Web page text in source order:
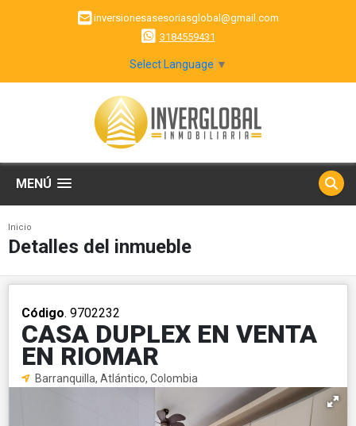
inversionesasesoriasglobal@gmail.com
3184559431
Select Language ▼
MENÚ
Inicio
Detalles del inmueble
Código. 9702232
CASA DUPLEX EN VENTA
EN RIOMAR
Barranquilla, Atlántico, Colombia